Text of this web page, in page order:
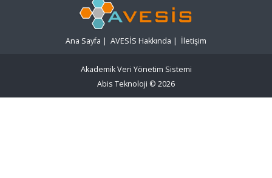
Ana Sayfa | AVESİS Hakkında | İletişim
Akademik Veri Yönetim Sistemi
Abis Teknoloji © 2026